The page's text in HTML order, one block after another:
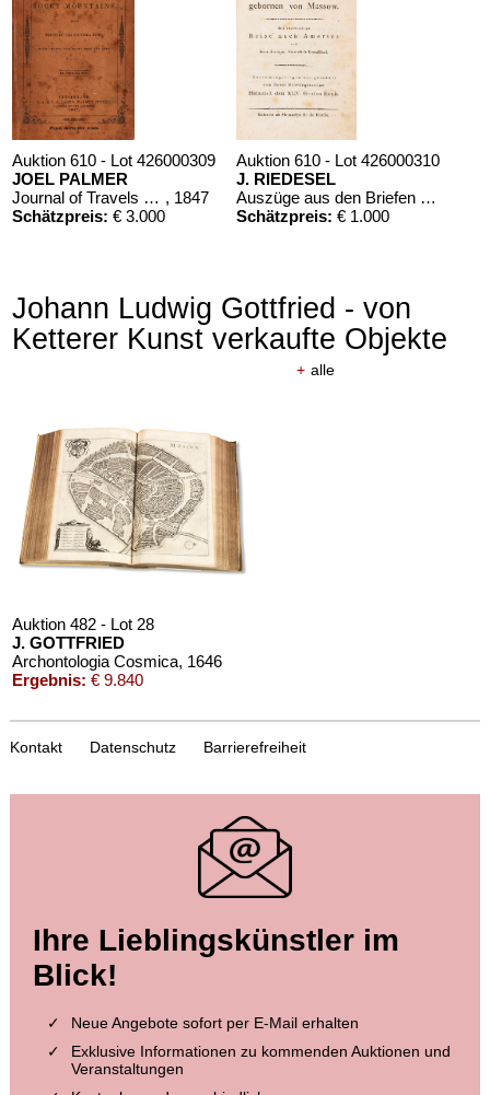
Auktion 610 - Lot 426000309
JOEL PALMER
Journal of Travels over the Rocky Mountains , 1847
Schätzpreis: € 3.000
Auktion 610 - Lot 426000310
J. RIEDESEL
Auszüge aus den Briefen von Riedesel ... Reise nach America
Schätzpreis: € 1.000
Johann Ludwig Gottfried - von
Ketterer Kunst verkaufte Objekte
+ alle
Auktion 482 - Lot 28
J. GOTTFRIED
Archontologia Cosmica, 1646
Ergebnis: € 9.840
J. GOTTFRIED
Newe Archontologia cosmica. 1638., 1638
Ergebnis:€ 9.600
Kontakt Datenschutz Barrierefreiheit
Ihre Lieblingskünstler im
Blick!
Neue Angebote sofort per E-Mail erhalten
Exklusive Informationen zu kommenden Auktionen und
Veranstaltungen